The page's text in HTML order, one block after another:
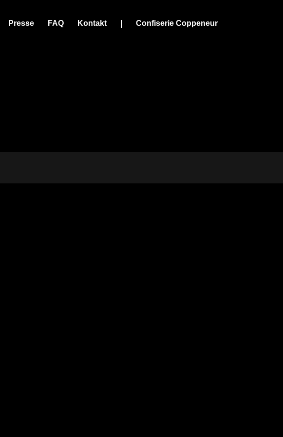
Presse FAQ Kontakt Confiserie Coppeneur